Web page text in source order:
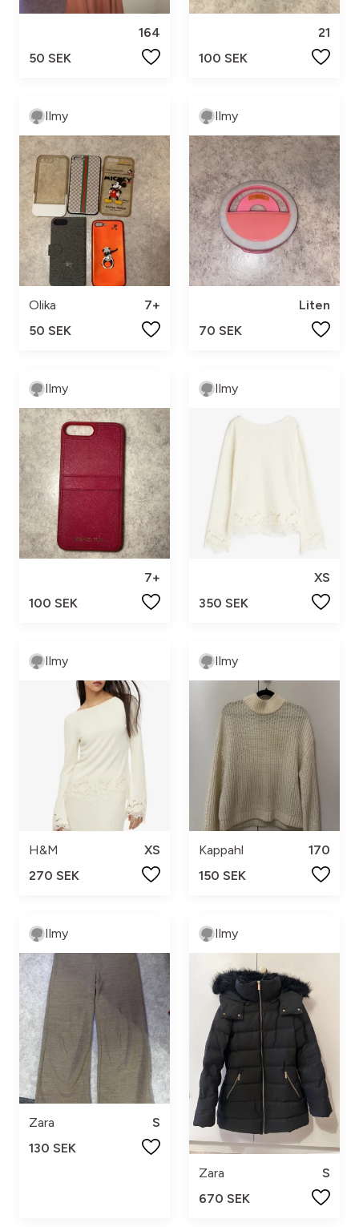
164
50 SEK
21
100 SEK
Ilmy
Olika
7+
50 SEK
Ilmy
Liten
70 SEK
Ilmy
7+
100 SEK
Ilmy
XS
350 SEK
Ilmy
H&M
XS
270 SEK
Ilmy
Kappahl
170
150 SEK
Ilmy
Zara
S
130 SEK
Ilmy
Zara
S
670 SEK